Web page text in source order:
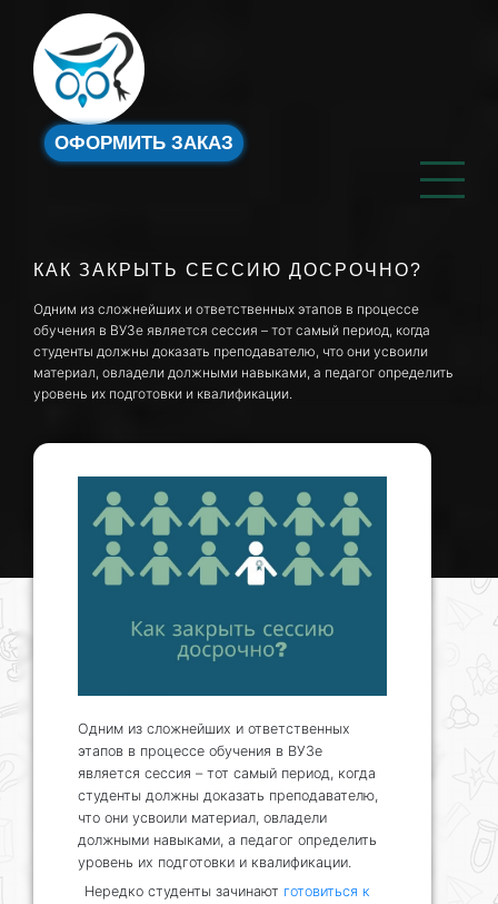
ОФОРМИТЬ ЗАКАЗ
КАК ЗАКРЫТЬ СЕССИЮ ДОСРОЧНО?
Одним из сложнейших и ответственных этапов в процессе
обучения в ВУЗе является сессия – тот самый период, когда
студенты должны доказать преподавателю, что они усвоили
материал, овладели должными навыками, а педагог определить
уровень их подготовки и квалификации.
Одним из сложнейших и ответственных
этапов в процессе обучения в ВУЗе
является сессия – тот самый период, когда
студенты должны доказать преподавателю,
что они усвоили материал, овладели
должными навыками, а педагог определить
уровень их подготовки и квалификации.
Нередко студенты зачинают готовиться к